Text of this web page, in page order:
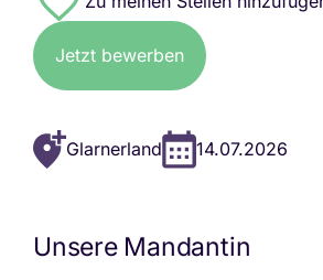
#8373
Jetzt bewerben
Glarnerland 14.07.2026
Unsere Mandantin